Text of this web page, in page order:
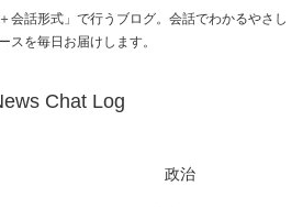
会話形式」で行うブログ。会話でわかるやさし
スを毎日お届けします。
Chat Log
政治